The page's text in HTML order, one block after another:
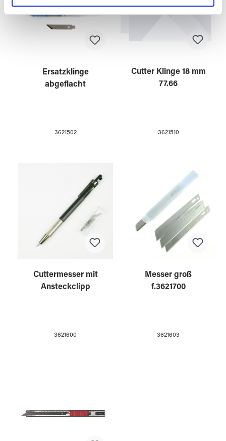
Partner führen diese Informationen möglicherweise mit
weiteren Daten zusammen, die Sie ihnen bereitgestellt
haben oder die sie im Rahmen Ihrer Nutzung der Dienste
Ersatzklinge
abgeflacht
3621502
Cutter Klinge 18 mm
77.66
3621510
Cuttermesser mit
Ansteckclipp
3621600
Messer groß
f.3621700
3621603